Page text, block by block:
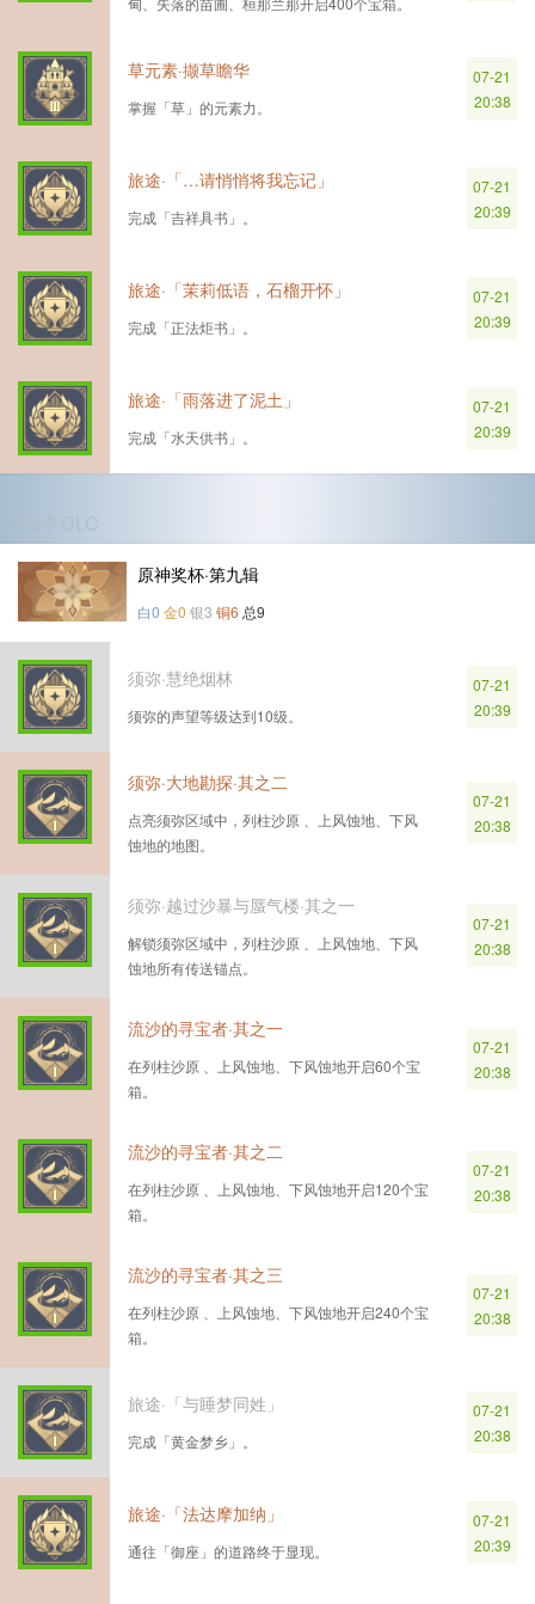
草元素·撷草瞻华
掌握「草」的元素力。
07-21
20:38
旅途·「…请悄悄将我忘记」
完成「吉祥具书」。
07-21
20:39
旅途·「茉莉低语，石榴开怀」
完成「正法炬书」。
07-21
20:39
旅途·「雨落进了泥土」
完成「水天供书」。
07-21
20:39
原神奖杯·第九辑
白0 金0 银3 铜6 总9
须弥·慧绝烟林
须弥的声望等级达到10级。
07-21
20:39
须弥·大地勘探·其之二
点亮须弥区域中，列柱沙原 、上风蚀地、下风
蚀地的地图。
07-21
20:38
须弥·越过沙暴与蜃气楼·其之一
解锁须弥区域中，列柱沙原 、上风蚀地、下风
蚀地所有传送锚点。
07-21
20:38
流沙的寻宝者·其之一
在列柱沙原 、上风蚀地、下风蚀地开启60个宝
箱。
07-21
20:38
流沙的寻宝者·其之二
在列柱沙原 、上风蚀地、下风蚀地开启120个宝
箱。
07-21
20:38
流沙的寻宝者·其之三
在列柱沙原 、上风蚀地、下风蚀地开启240个宝
箱。
07-21
20:38
旅途·「与睡梦同姓」
完成「黄金梦乡」。
07-21
20:38
旅途·「法达摩加纳」
通往「御座」的道路终于显现。
07-21
20:39